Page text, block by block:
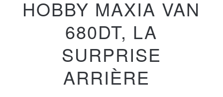
HOBBY MAXIA VAN
680DT, LA
SURPRISE
ARRIÈRE